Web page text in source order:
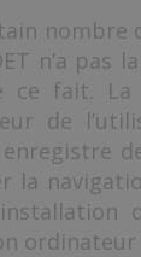
nombre
n’a
ce fait.
de
la